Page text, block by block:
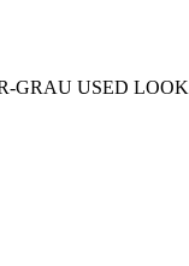
GRAU USED LOOK